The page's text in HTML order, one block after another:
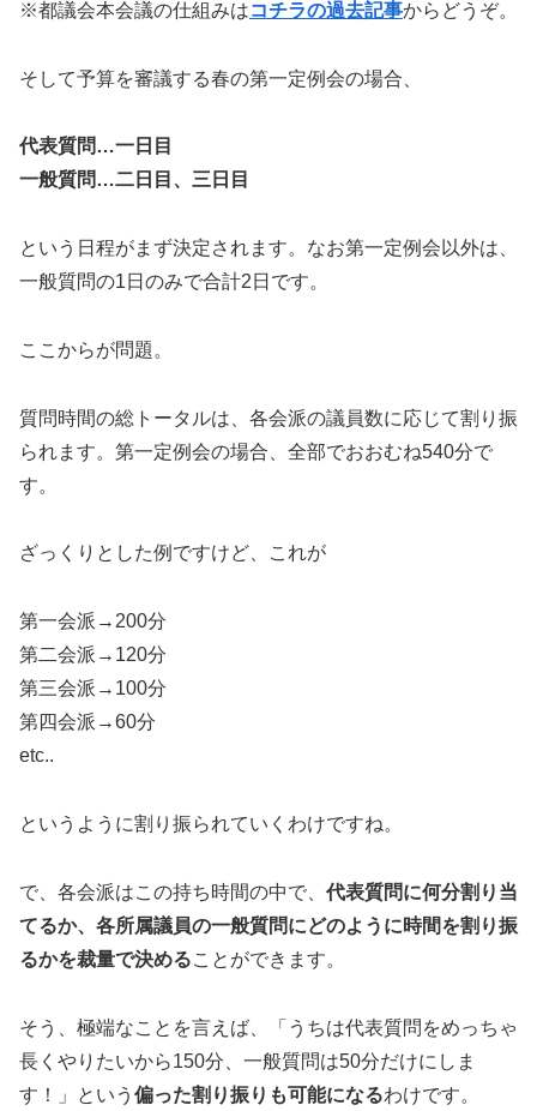
※都議会本会議の仕組みはコチラの過去記事からどうぞ。
そして予算を審議する春の第一定例会の場合、
代表質問…一日目
一般質問…二日目、三日目
という日程がまず決定されます。なお第一定例会以外は、
一般質問の1日のみで合計2日です。
ここからが問題。
質問時間の総トータルは、各会派の議員数に応じて割り振
られます。第一定例会の場合、全部でおおむね540分で
す。
ざっくりとした例ですけど、これが
第一会派→200分
第二会派→120分
第三会派→100分
第四会派→60分
etc..
というように割り振られていくわけですね。
で、各会派はこの持ち時間の中で、 代表質問に何分割り当
てるか、各所属議員の一般質問にどのように時間を割り振
るかを裁量で決めることができます。
そう、極端なことを言えば、「うちは代表質問をめっちゃ
長くやりたいから150分、一般質問は50分だけにしま
す！」という 偏った割り振りも可能になるわけです。